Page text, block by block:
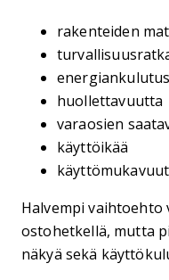
rakenteiden
huollettavuutta
varaosien
käyttöikää
Halvempi
ostohetkellä, mutta
näkyä sekä